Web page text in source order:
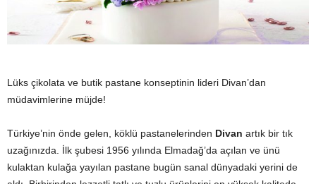
Lüks çikolata ve butik pastane konseptinin lideri Divan’dan
müdavimlerine müjde!
Türkiye’nin önde gelen, köklü pastanelerinden Divan artık bir tık
uzağınızda. İlk şubesi 1956 yılında Elmadağ’da açılan ve ünü
kulaktan kulağa yayılan pastane bugün sanal dünyadaki yerini de